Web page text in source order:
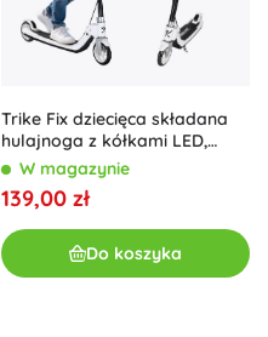
Trike Fix dziecięca składana
hulajnoga z kółkami LED,
czarna
W magazynie
139,00 zł
Do koszyka